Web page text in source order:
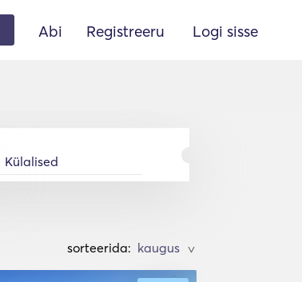
Abi Registreeru Logi sisse
Külalised
sorteerida: >